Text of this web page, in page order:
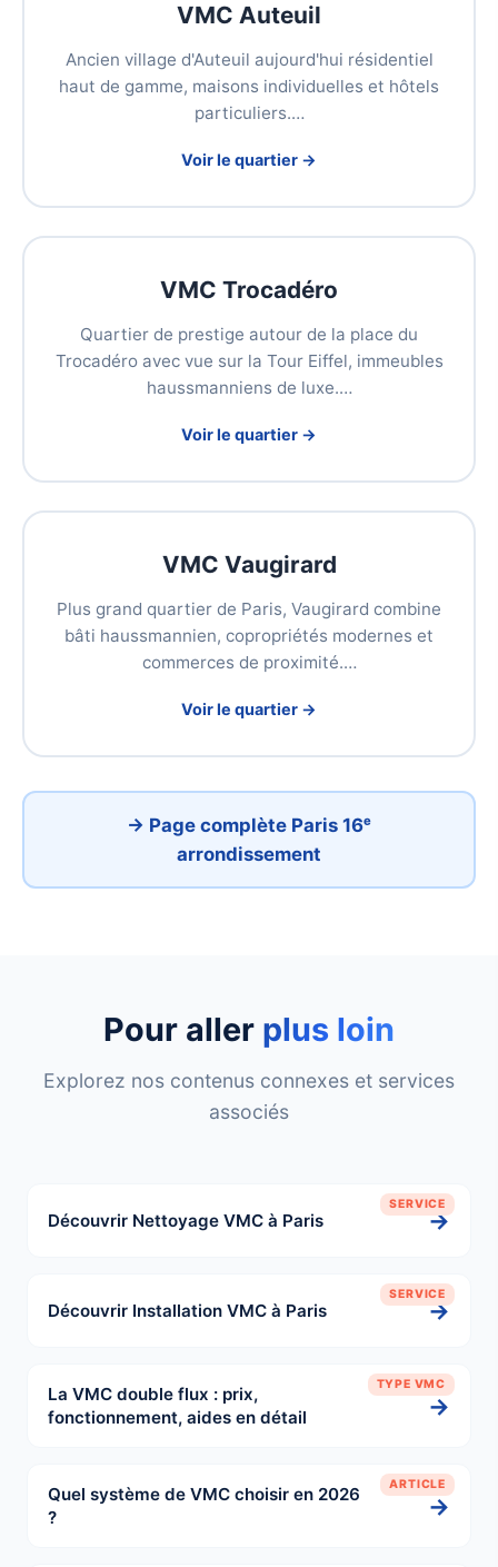
VMC Auteuil
Ancien village d'Auteuil aujourd'hui résidentiel
haut de gamme, maisons individuelles et hôtels
particuliers.…
Voir le quartier →
VMC Trocadéro
Quartier de prestige autour de la place du
Trocadéro avec vue sur la Tour Eiffel, immeubles
haussmanniens de luxe.…
Voir le quartier →
VMC Vaugirard
Plus grand quartier de Paris, Vaugirard combine
bâti haussmannien, copropriétés modernes et
commerces de proximité.…
Voir le quartier →
→ Page complète Paris 16ᵉ
arrondissement
Pour aller plus loin
Explorez nos contenus connexes et services
associés
SERVICE
Découvrir Nettoyage VMC à Paris →
SERVICE
Découvrir Installation VMC à Paris →
TYPE VMC
La VMC double flux : prix,
fonctionnement, aides en détail
→
ARTICLE
Quel système de VMC choisir en 2026
?
→